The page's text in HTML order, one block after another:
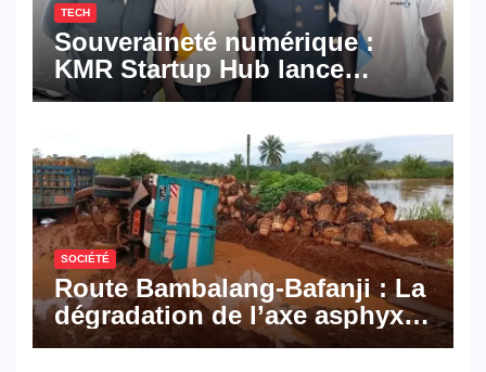
TECH
Souveraineté numérique :
KMR Startup Hub lance
Pyramid Browser et Pyramid
numériques made in
Cameroon
SOCIÉTÉ
Route Bambalang-Bafanji : La
dégradation de l’axe asphyxie
les activités économiques